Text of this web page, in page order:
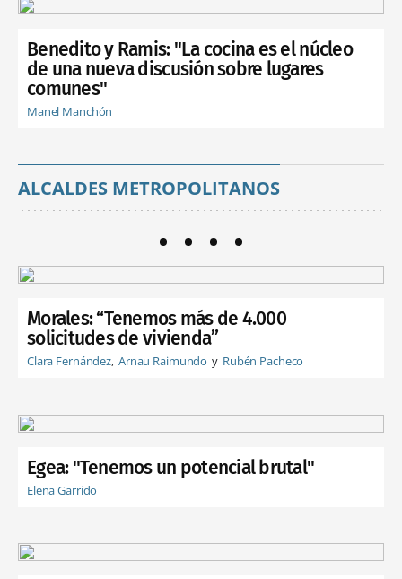
Benedito y Ramis: "La cocina es el núcleo
de una nueva discusión sobre lugares
comunes"
Manel Manchón
ALCALDES METROPOLITANOS
Morales: “Tenemos más de 4.000
solicitudes de vivienda”
Clara Fernández Arnau Raimundo Rubén Pacheco
Egea: "Tenemos un potencial brutal"
Elena Garrido